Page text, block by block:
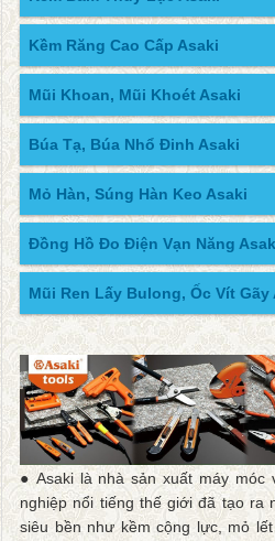
Kềm Răng Cao Cấp Asaki
Mũi Khoan, Mũi Khoét Asaki
Búa Tạ, Búa Nhổ Đinh Asaki
Mỏ Hàn, Súng Hàn Keo Asaki
Đồng Hồ Đo Điện Vạn Năng
Mũi Ren Lấy Bulong, Ốc Vít Gãy
● Asaki là nhà sản xuất máy móc
nghiệp nổi tiếng thế giới đã tạo ra
siêu bền như kềm cộng lực, mỏ